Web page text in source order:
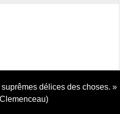
délices des choses.